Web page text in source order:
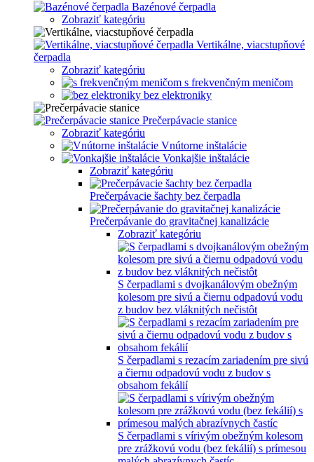
Bazénové čerpadla
Zobraziť kategóriu
Vertikálne, viacstupňové
čerpadla
Zobraziť kategóriu
s frekvenčným meničom
bez elektroniky
Prečerpávacie stanice
Zobraziť kategóriu
Vnútorne inštalácie
Vonkajšie inštalácie
Zobraziť kategóriu
Prečerpávacie šachty bez čerpadla
Prečerpávanie do gravitačnej kanalizácie
Zobraziť kategóriu
S čerpadlami s dvojkanálovým obežným
kolesom pre sivú a čiernu odpadovú vodu
z budov bez vláknitých nečistôt
S čerpadlami s rezacím zariadením pre sivú
a čiernu odpadovú vodu z budov s
obsahom fekálií
S čerpadlami s vírivým obežným kolesom
pre zrážkovú vodu (bez fekálií) s prímesou